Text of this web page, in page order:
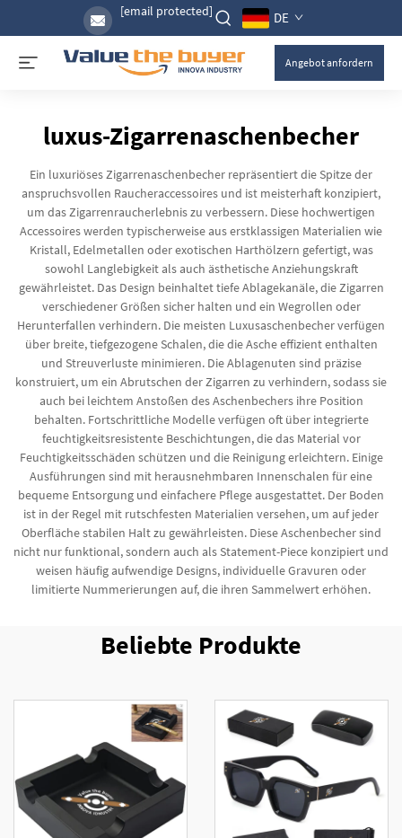
[email protected] DE
Angebot anfordern
luxus-Zigarrenaschenbecher
Ein luxuriöses Zigarrenaschenbecher repräsentiert die Spitze der
anspruchsvollen Raucheraccessoires und ist meisterhaft konzipiert,
um das Zigarrenraucherlebnis zu verbessern. Diese hochwertigen
Accessoires werden typischerweise aus erstklassigen Materialien wie
Kristall, Edelmetallen oder exotischen Harthölzern gefertigt, was
sowohl Langlebigkeit als auch ästhetische Anziehungskraft
gewährleistet. Das Design beinhaltet tiefe Ablagekanäle, die Zigarren
verschiedener Größen sicher halten und ein Wegrollen oder
Herunterfallen verhindern. Die meisten Luxusaschenbecher verfügen
über breite, tiefgezogene Schalen, die die Asche effizient enthalten
und Streuverluste minimieren. Die Ablagenuten sind präzise
konstruiert, um ein Abrutschen der Zigarren zu verhindern, sodass sie
auch bei leichtem Anstoßen des Aschenbechers ihre Position
behalten. Fortschrittliche Modelle verfügen oft über integrierte
feuchtigkeitsresistente Beschichtungen, die das Material vor
Feuchtigkeitsschäden schützen und die Reinigung erleichtern. Einige
Ausführungen sind mit herausnehmbaren Innenschalen für eine
bequeme Entsorgung und einfachere Pflege ausgestattet. Der Boden
ist in der Regel mit rutschfesten Materialien versehen, um auf jeder
Oberfläche stabilen Halt zu gewährleisten. Diese Aschenbecher sind
nicht nur funktional, sondern auch als Statement-Piece konzipiert und
weisen häufig aufwendige Designs, individuelle Gravuren oder
limitierte Nummerierungen auf, die ihren Sammelwert erhöhen.
Beliebte Produkte